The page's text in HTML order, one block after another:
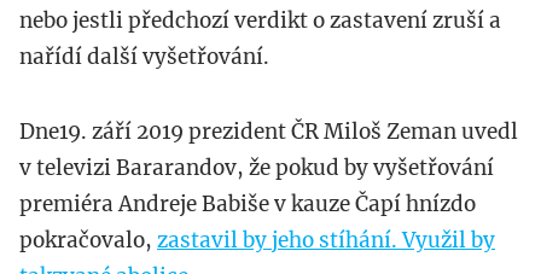
nebo jestli předchozí verdikt o zastavení zruší a
nařídí další vyšetřování.
Dne19. září 2019 prezident ČR Miloš Zeman uvedl
v televizi Bararandov, že pokud by vyšetřování
premiéra Andreje Babiše v kauze Čapí hnízdo
pokračovalo, zastavil by jeho stíhání. Využil by